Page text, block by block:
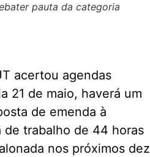
pauta da categoria
acertou agendas
21 de maio, haverá um
de emenda à
de trabalho de 44 horas
nos próximos dez